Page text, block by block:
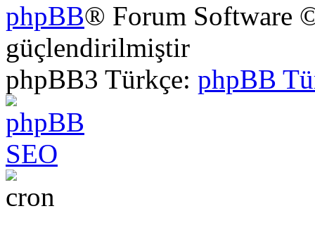
phpBB® Forum Software
güçlendirilmiştir
phpBB3 Türkçe: phpBB